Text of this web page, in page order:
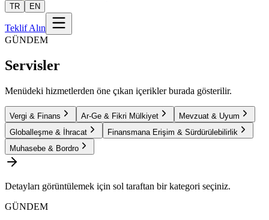
TR EN
Teklif Alın
GÜNDEM
Servisler
Menüdeki hizmetlerden öne çıkan içerikler burada gösterilir.
Vergi & Finans Ar-Ge & Fikri Mülkiyet
Mevzuat & Uyum
Globalleşme & İhracat
Finansmana Erişim & Sürdürülebilirlik
Muhasebe & Bordro
Detayları görüntülemek için sol taraftan bir kategori seçiniz.
GÜNDEM